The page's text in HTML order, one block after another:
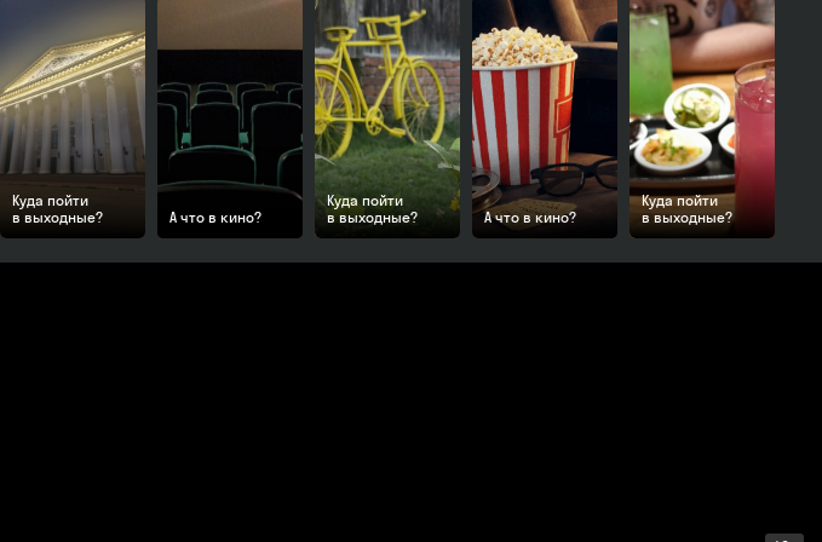
Куда пойти
в выходные?
А что в кино?
Куда пойти
в выходные?
А что в кино?
Куда пойти
в выходные?